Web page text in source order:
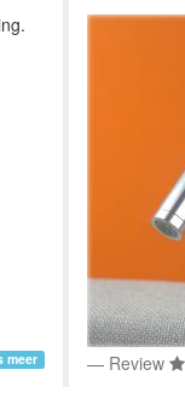
meer Review